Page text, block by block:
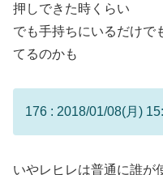
押しできた時くらい
でも手持ちにいるだけで
てるのかも
176 : 2018/01/08(月)
いやレヒレは普通に誰が